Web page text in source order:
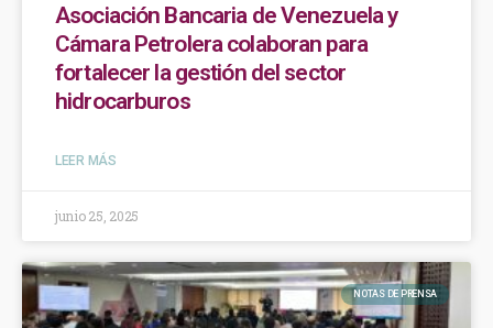
Asociación Bancaria de Venezuela y
Cámara Petrolera colaboran para
fortalecer la gestión del sector
hidrocarburos
LEER MÁS
junio 25, 2025
NOTAS DE PRENSA